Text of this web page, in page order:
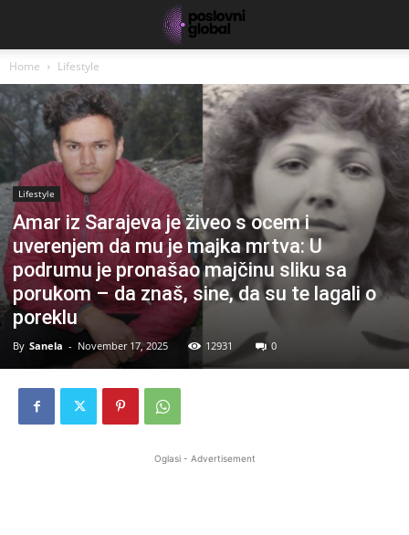
Home Lifestyle
Lifestyle
Amar iz Sarajeva je živeo s ocem i
uverenjem da mu je majka mrtva: U
podrumu je pronašao majčinu sliku sa
porukom – da znaš, sine, da su te lagali o
poreklu
By Sanela - November 17, 2025 12931 0
Oglasi - Advertisement